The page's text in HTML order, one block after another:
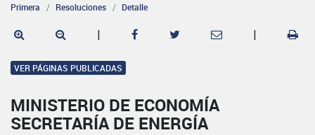
Primera Resoluciones Detalle
| |
VER PÁGINAS PUBLICADAS
MINISTERIO DE ECONOMÍA
SECRETARÍA DE ENERGÍA